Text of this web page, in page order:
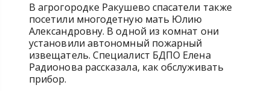
В агрогородке Ракушево спасатели также
посетили многодетную мать Юлию
Александровну. В одной из комнат они
установили автономный пожарный
извещатель. Специалист БДПО Елена
Радионова рассказала, как обслуживать
прибор.